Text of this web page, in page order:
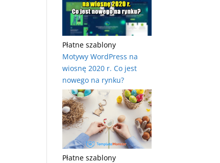
Płatne szablony
Motywy WordPress na
wiosnę 2020 r. Co jest
nowego na rynku?
Płatne szablony